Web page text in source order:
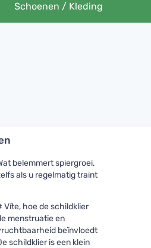
Schoenen / Kleding
belemmert spiergroei,
als u regelmatig traint
Víte, hoe de schildklier
menstruatie en
beïnvloedt
schildklier is een klein